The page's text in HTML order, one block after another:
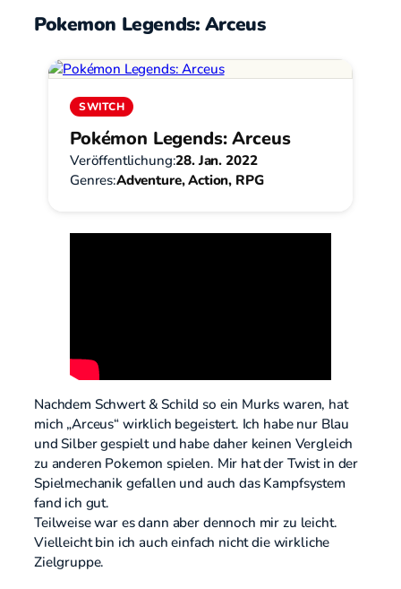
Pokemon Legends: Arceus
SWITCH
Pokémon Legends: Arceus
Veröffentlichung:28. Jan. 2022
Genres:Adventure, Action, RPG
Nachdem Schwert & Schild so ein Murks waren, hat
mich „Arceus“ wirklich begeistert. Ich habe nur Blau
und Silber gespielt und habe daher keinen Vergleich
zu anderen Pokemon spielen. Mir hat der Twist in der
Spielmechanik gefallen und auch das Kampfsystem
fand ich gut.
Teilweise war es dann aber dennoch mir zu leicht.
Vielleicht bin ich auch einfach nicht die wirkliche
Zielgruppe.